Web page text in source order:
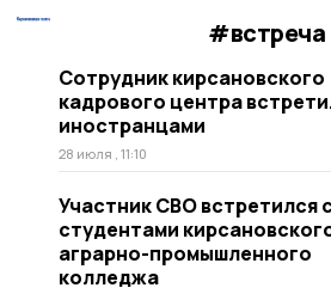
#встреча
Сотрудник кирсановского
кадрового центра
иностранцами
28 июля , 11:10
Участник СВО встретился
студентами
аграрно-промышленного
колледжа